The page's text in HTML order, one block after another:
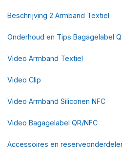
Beschrijving 2 Armband Textiel
Onderhoud en Tips Bagagelabel
Video Armband Textiel
Video Clip
Video Armband Siliconen NFC
Video Bagagelabel QR/NFC
Accessoires en